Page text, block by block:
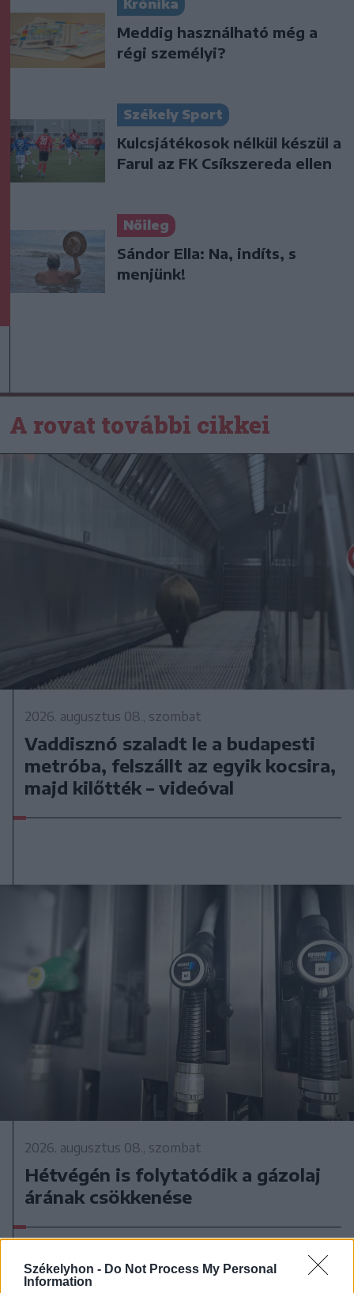
Székelyhon - Do Not Process My Personal
Information
Krónika
Meddig használható még a
régi személyi?
Székely Sport
Kulcsjátékosok nélkül készül a
Farul az FK Csíkszereda ellen
Nőileg
Sándor Ella: Na, indíts, s
menjünk!
A rovat további cikkei
2026. augusztus 08., szombat
Vaddisznó szaladt le a budapesti
metróba, felszállt az egyik kocsira,
majd kilőtték – videóval
2026. augusztus 08., szombat
Hétvégén is folytatódik a gázolaj
árának csökkenése